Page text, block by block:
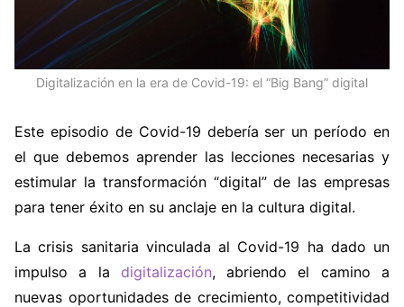
Digitalización en la era de Covid-19: el “Big Bang” digital
Este episodio de Covid-19 debería ser un período en
el que debemos aprender las lecciones necesarias y
estimular la transformación “digital” de las empresas
para tener éxito en su anclaje en la cultura digital.
La crisis sanitaria vinculada al Covid-19 ha dado un
impulso a la digitalización, abriendo el camino a
nuevas oportunidades de crecimiento, competitividad